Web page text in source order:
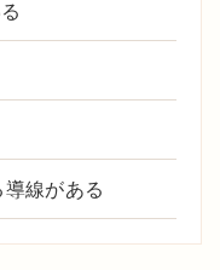
線がある